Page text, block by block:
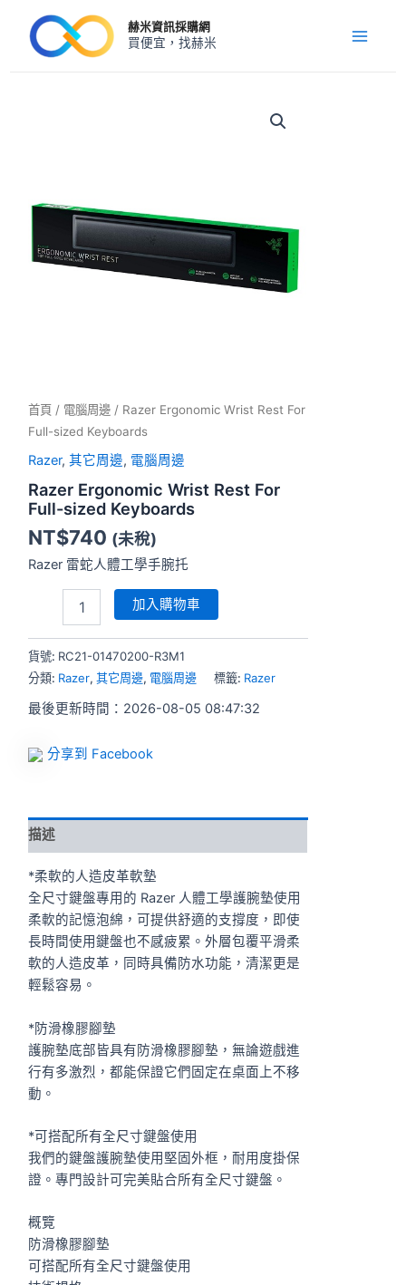
赫米資訊採購網
買便宜，找赫米
Menu
首頁 / 電腦周邊 / Razer Ergonomic Wrist Rest For
Full-sized Keyboards
Razer,其它周邊, 電腦周邊
Razer Ergonomic Wrist Rest For
Full-sized Keyboards
NT$740 (未稅)
Razer 雷蛇人體工學手腕托
sized
Keyboards
數
量
加入購物車
貨號: RC21-01470200-R3M1
分類: Razer,其它周邊, 電腦周邊 標籤: Razer
最後更新時間：2026-08-05 08:47:32
分享到 Facebook
描述
*柔軟的人造皮革軟墊
全尺寸鍵盤專用的 Razer 人體工學護腕墊使用
柔軟的記憶泡綿，可提供舒適的支撐度，即使
長時間使用鍵盤也不感疲累。外層包覆平滑柔
軟的人造皮革，同時具備防水功能，清潔更是
輕鬆容易。
*防滑橡膠腳墊
護腕墊底部皆具有防滑橡膠腳墊，無論遊戲進
行有多激烈，都能保證它們固定在桌面上不移
動。
*可搭配所有全尺寸鍵盤使用
我們的鍵盤護腕墊使用堅固外框，耐用度掛保
證。專門設計可完美貼合所有全尺寸鍵盤。
概覽
防滑橡膠腳墊
可搭配所有全尺寸鍵盤使用